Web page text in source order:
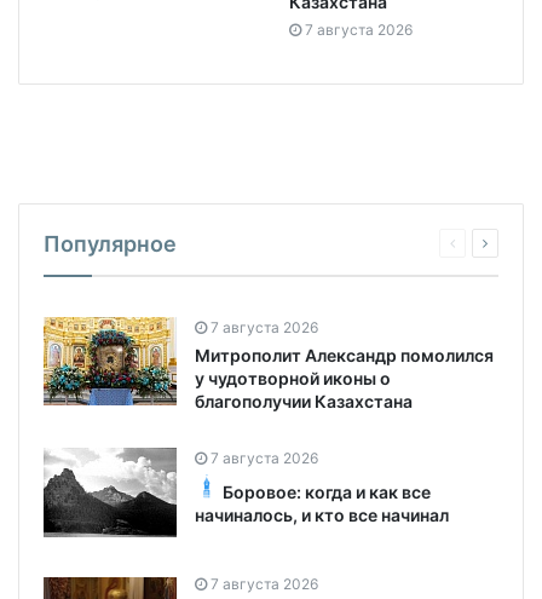
7 августа 2026
Популярное
7 августа 2026
Митрополит Александр помолился
у чудотворной иконы о
благополучии Казахстана
7 августа 2026
Боровое: когда и как все
начиналось, и кто все начинал
7 августа 2026